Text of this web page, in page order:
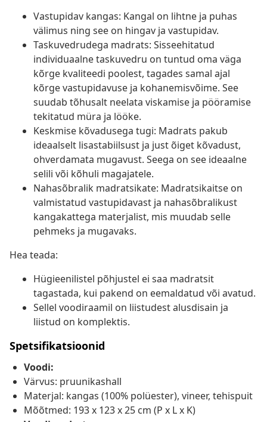
Vastupidav kangas: Kangal on lihtne ja puhas
välimus ning see on hingav ja vastupidav.
Taskuvedrudega madrats: Sisseehitatud
individuaalne taskuvedru on tuntud oma väga
kõrge kvaliteedi poolest, tagades samal ajal
kõrge vastupidavuse ja kohanemisvõime. See
suudab tõhusalt neelata viskamise ja pööramise
tekitatud müra ja lööke.
Keskmise kõvadusega tugi: Madrats pakub
ideaalselt lisastabiilsust ja just õiget kõvadust,
ohverdamata mugavust. Seega on see ideaalne
selili või kõhuli magajatele.
Nahasõbralik madratsikate: Madratsikaitse on
valmistatud vastupidavast ja nahasõbralikust
kangakattega materjalist, mis muudab selle
pehmeks ja mugavaks.
Hea teada:
Hügieenilistel põhjustel ei saa madratsit
tagastada, kui pakend on eemaldatud või avatud.
Sellel voodiraamil on liistudest alusdisain ja
liistud on komplektis.
Spetsifikatsioonid
Voodi:
Värvus: pruunikashall
Materjal: kangas (100% polüester), vineer, tehispuit
Mõõtmed: 193 x 123 x 25 cm (P x L x K)